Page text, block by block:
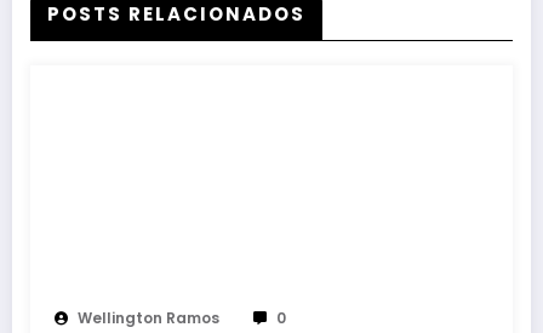
POSTS RELACIONADOS
Wellington Ramos 0